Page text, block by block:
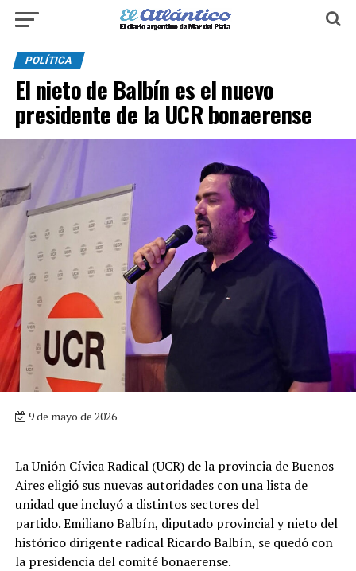
POLÍTICA
El nieto de Balbín es el nuevo
presidente de la UCR bonaerense
9 de mayo de 2026
La Unión Cívica Radical (UCR) de la provincia de Buenos
Aires eligió sus nuevas autoridades con una lista de
unidad que incluyó a distintos sectores del
partido. Emiliano Balbín, diputado provincial y nieto del
histórico dirigente radical Ricardo Balbín, se quedó con
la presidencia del comité bonaerense.